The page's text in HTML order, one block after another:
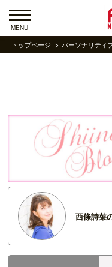
MENU
トップページ パーソナリティ
西條詩菜